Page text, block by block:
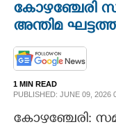
LIFESTYLE
കോഴഞ്ചേരി
അന്തിമ
1 MIN READ
PUBLISHED: JUNE 09, 2026
കോഴഞ്ചേരി: